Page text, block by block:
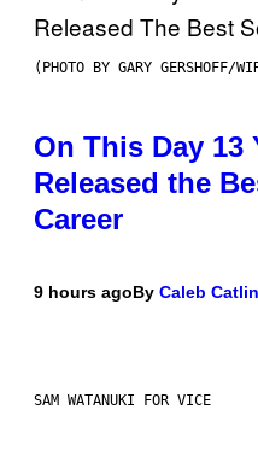
(PHOTO BY GARY GERSHOFF/
On This Day 13
Released the
Career
9 hours agoBy Caleb Catlin
SAM WATANUKI FOR VICE